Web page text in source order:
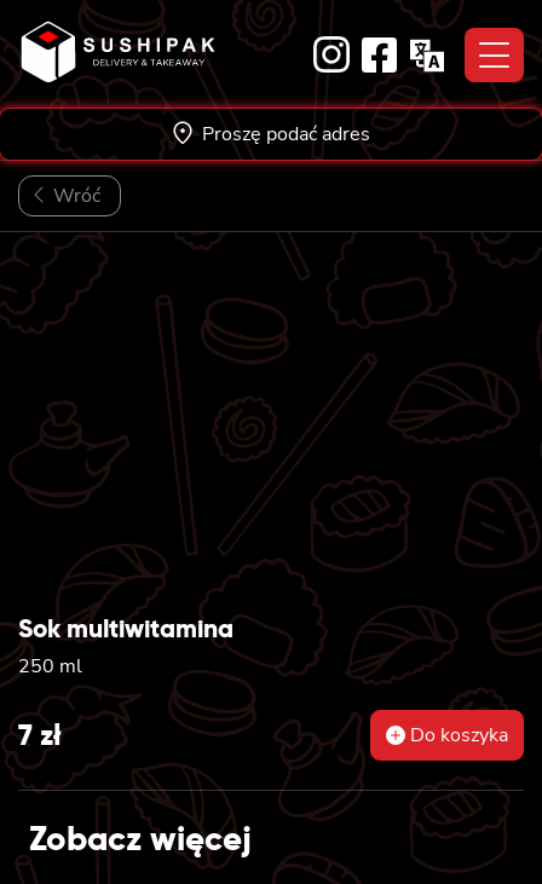
to
content
Proszę podać adres
Wróć
Sok multiwitamina
250 ml
7 zł Do koszyka
Zobacz więcej